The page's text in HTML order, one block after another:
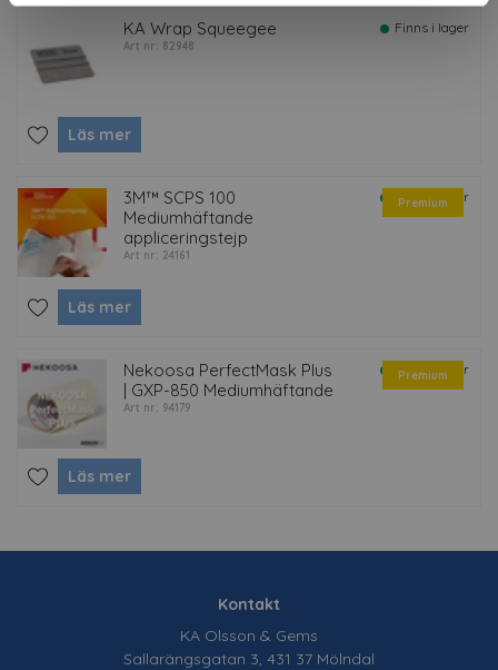
KA Wrap Squeegee
Art nr: 82948
Finns i lager
Läs mer
Premium
3M™ SCPS 100
Mediumhäftande
appliceringstejp
Art nr: 24161
Finns i lager
Läs mer
Premium
Nekoosa PerfectMask Plus
| GXP-850 Mediumhäftande
Art nr: 94179
Finns i lager
Läs mer
Kontakt
KA Olsson & Gems
Sallarängsgatan 3, 431 37 Mölndal